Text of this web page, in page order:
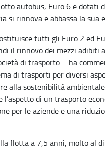
autobus, Euro 6 e dotati
si rinnova e abbassa la sua
tutti gli Euro 2 ed
il rinnovo dei mezzi adibiti
di trasporto – ha
di trasporti per diversi
alla sostenibilità
di un trasporto
per le aziende e una
flotta a 7,5 anni, molto al